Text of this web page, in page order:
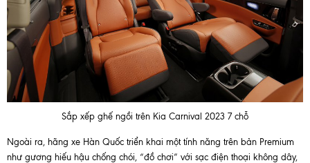
Sắp xếp ghế ngồi trên Kia Carnival 2023 7 chỗ
Ngoài ra, hãng xe Hàn Quốc triển khai một tính năng trên bản Premium
như gương hiếu hậu chống chói, “đồ chơi” với sạc điện thoại không dây,